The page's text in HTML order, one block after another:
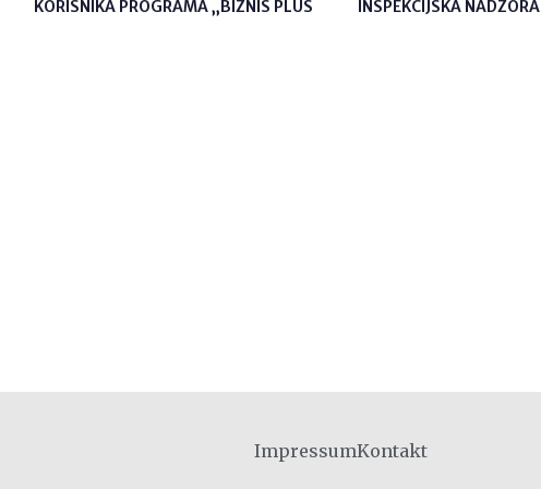
KORISNIKA PROGRAMA „BIZNIS PLUS
INSPEKCIJSKA NADZORA
ImpressumKontakt